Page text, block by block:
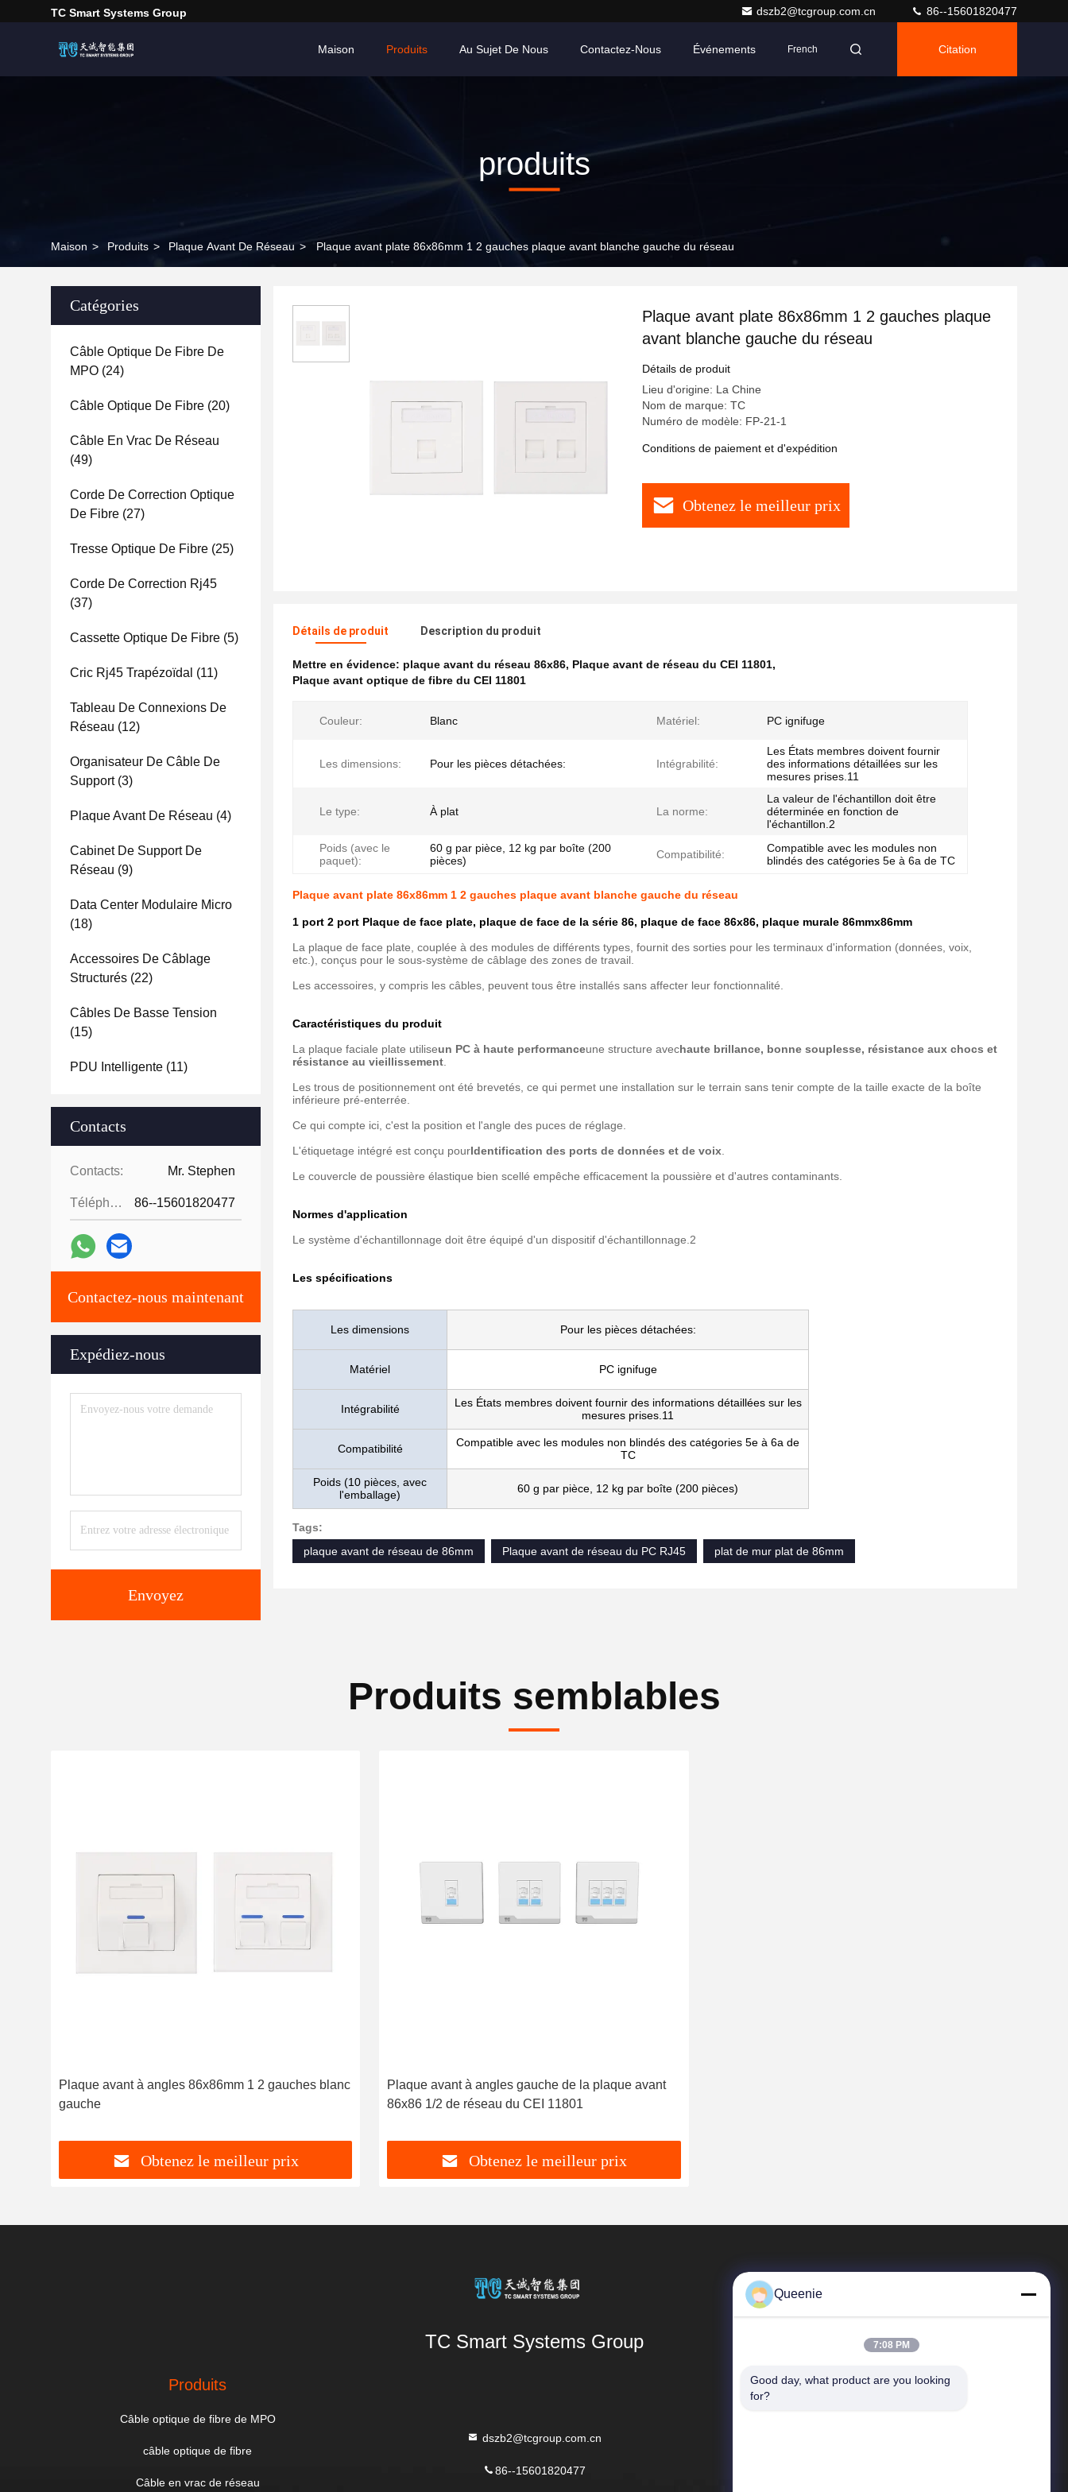
TC Smart Systems Group dszb2@tcgroup.com.cn 86--15601820477
Maison Produits Au Sujet De Nous Contactez-Nous Événements French Citation
produits
Maison > Produits > Plaque Avant De Réseau > Plaque avant plate 86x86mm 1 2 gauches plaque avant blanche gauche du réseau
Catégories
Câble Optique De Fibre De
MPO (24)
Câble Optique De Fibre (20)
Câble En Vrac De Réseau
(49)
Corde De Correction Optique
De Fibre (27)
Tresse Optique De Fibre (25)
Corde De Correction Rj45
(37)
Cassette Optique De Fibre (5)
Cric Rj45 Trapézoïdal (11)
Tableau De Connexions De
Réseau (12)
Organisateur De Câble De
Support(3)
Plaque Avant De Réseau (4)
Cabinet De Support De
Réseau (9)
Data Center Modulaire Micro
(18)
Accessoires De Câblage
Structurés (22)
Câbles De Basse Tension
(15)
PDU Intelligente (11)
Contacts
Contacts: Mr. Stephen
Téléphone: 86--15601820477
Contactez-nous maintenant
Expédiez-nous
Envoyez
Plaque avant plate 86x86mm 1 2 gauches plaque
avant blanche gauche du réseau
Détails de produit
Lieu d'origine: La Chine
Nom de marque: TC
Numéro de modèle: FP-21-1
Conditions de paiement et d'expédition
Obtenez le meilleur prix
Détails de produit Description du produit
Mettre en évidence: plaque avant du réseau 86x86, Plaque avant de réseau du CEI 11801,
Plaque avant optique de fibre du CEI 11801
Couleur: Blanc Matériel: PC ignifuge
Les dimensions: Pour les pièces détachées: Intégrabilité:
Les États membres doivent fournir
des informations détaillées sur les
mesures prises.11
Le type: À plat La norme:
La valeur de l'échantillon doit être
déterminée en fonction de
l'échantillon.2
Poids (avec le
paquet):
60 g par pièce, 12 kg par boîte (200
pièces)
Compatibilité:
Compatible avec les modules non
blindés des catégories 5e à 6a de TC
Plaque avant plate 86x86mm 1 2 gauches plaque avant blanche gauche du réseau
1 port 2 port Plaque de face plate, plaque de face de la série 86, plaque de face 86x86, plaque murale 86mmx86mm
La plaque de face plate, couplée à des modules de différents types, fournit des sorties pour les terminaux d'information (données, voix,
etc.), conçus pour le sous-système de câblage des zones de travail.
Les accessoires, y compris les câbles, peuvent tous être installés sans affecter leur fonctionnalité.
Caractéristiques du produit
La plaque faciale plate utiliseun PC à haute performanceune structure avechaute brillance, bonne souplesse, résistance aux chocs et
résistance au vieillissement
Les trous de positionnement ont été brevetés, ce qui permet une installation sur le terrain sans tenir compte de la taille exacte de la boîte
inférieure pré-enterrée.
Ce qui compte ici, c'est la position et l'angle des puces de réglage.
L'étiquetage intégré est conçu pourIdentification des ports de données et de voix
Le couvercle de poussière élastique bien scellé empêche efficacement la poussière et d'autres contaminants.
Normes d'application
Le système d'échantillonnage doit être équipé d'un dispositif d'échantillonnage.2
Les spécifications
Les dimensions Pour les pièces détachées:
Matériel PC ignifuge
Intégrabilité
Les États membres doivent fournir des informations détaillées sur les
mesures prises.11
Compatibilité
Compatible avec les modules non blindés des catégories 5e à 6a de
TC
Poids (10 pièces, avec
l'emballage)
60 g par pièce, 12 kg par boîte (200 pièces)
Tags:
plaque avant de réseau de 86mm
Plaque avant de réseau du PC RJ45 plat de mur plat de 86mm
Produits semblables
Plaque avant à angles 86x86mm 1 2 gauches blanc
gauche
Obtenez le meilleur prix
Plaque avant à angles gauche de la plaque avant
86x86 1/2 de réseau du CEI 11801
Obtenez le meilleur prix
TC Smart Systems Group
Produits
Câble optique de fibre de MPO
câble optique de fibre
Câble en vrac de réseau
dszb2@tcgroup.com.cn
86--15601820477
Liens Rapides
Queenie
7:08 PM
Good day, what product are you looking
for?